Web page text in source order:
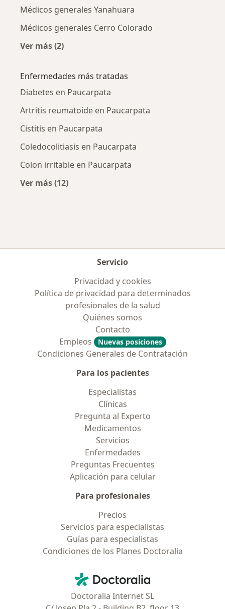
Médicos generales Yanahuara
Médicos generales Cerro Colorado
Ver más (2)
Enfermedades más tratadas
Diabetes en Paucarpata
Artritis reumatoide en Paucarpata
Cistitis en Paucarpata
Coledocolitiasis en Paucarpata
Colon irritable en Paucarpata
Ver más (12)
Servicio
Privacidad y cookies
Política de privacidad para determinados
profesionales de la salud
Quiénes somos
Contacto
Empleos
Nuevas posiciones
Condiciones Generales de Contratación
Para los pacientes
Especialistas
Clínicas
Pregunta al Experto
Medicamentos
Servicios
Enfermedades
Preguntas Frecuentes
Aplicación para celular
Para profesionales
Precios
Servicios para especialistas
Guías para especialistas
Condiciones de los Planes Doctoralia
Doctoralia - Página de inicio
Doctoralia Internet SL